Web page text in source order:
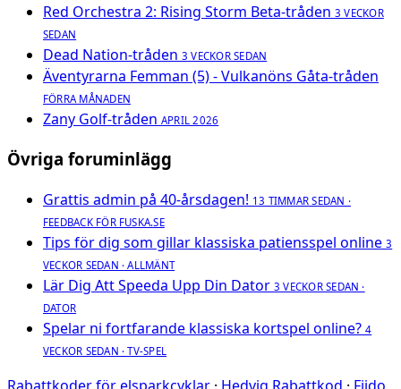
Red Orchestra 2: Rising Storm Beta-tråden 3 VECKOR
SEDAN
Dead Nation-tråden 3 VECKOR SEDAN
Äventyrarna Femman (5) - Vulkanöns Gåta-tråden
FÖRRA MÅNADEN
Zany Golf-tråden APRIL 2026
Övriga foruminlägg
Grattis admin på 40-årsdagen! 13 TIMMAR SEDAN ·
FEEDBACK FÖR FUSKA.SE
Tips för dig som gillar klassiska patiensspel online 3
VECKOR SEDAN · ALLMÄNT
Lär Dig Att Speeda Upp Din Dator 3 VECKOR SEDAN ·
DATOR
Spelar ni fortfarande klassiska kortspel online? 4
VECKOR SEDAN · TV-SPEL